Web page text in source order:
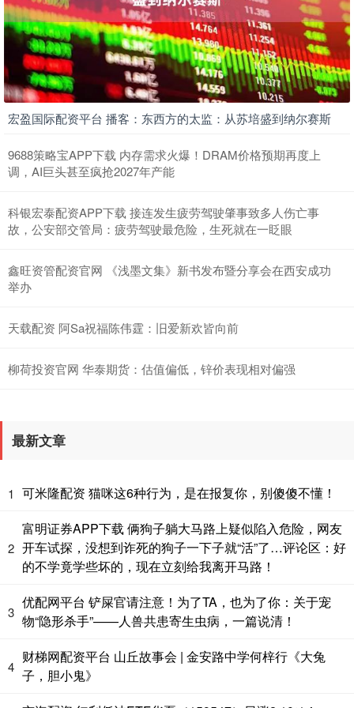
宏盈国际配资平台 播客：东西方的太监：从苏培盛到纳尔赛斯
9688策略宝APP下载 内存需求火爆！DRAM价格预期再度上
调，AI巨头甚至疯抢2027年产能
科银宏泰配资APP下载 接连发生疲劳驾驶肇事致多人伤亡事
故，公安部交管局：疲劳驾驶最危险，生死就在一眨眼
鑫旺资管配资官网 《浅墨文集》新书发布暨分享会在西安成功
举办
天载配资 阿Sa祝福陈伟霆：旧爱新欢皆向前
柳荷投资官网 华泰期货：估值偏低，锌价表现相对偏强
最新文章
1 可米隆配资 猫咪这6种行为，是在报复你，别傻傻不懂！
2
富明证券APP下载 俩狗子躺大马路上疑似陷入危险，网友
开车试探，没想到诈死的狗子一下子就“活”了…评论区：好
的不学竟学些坏的，现在立刻给我离开马路！
3
优配网平台 铲屎官请注意！为了TA，也为了你：关于宠
物“隐形杀手”——人兽共患寄生虫病，一篇说清！
4
财梯网配资平台 山丘故事会 | 金安路中学何梓行《大兔
子，胆小鬼》